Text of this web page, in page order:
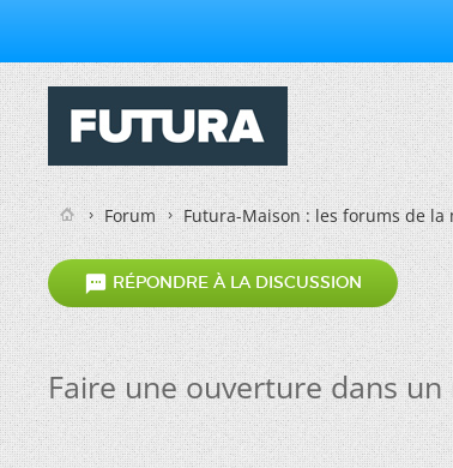
Forum Futura-Maison : les forums de la
 RÉPONDRE À LA DISCUSSION
Faire une ouverture dans